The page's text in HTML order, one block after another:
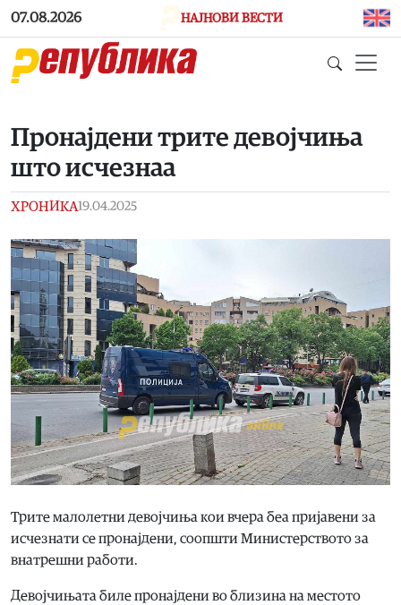
Skip to main content
07.08.2026 НАЈНОВИ ВЕСТИ
Пронајдени трите девојчиња
што исчезнаа
ХРОНИКА19.04.2025
Трите малолетни девојчиња кои вчера беа пријавени за
исчезнати се пронајдени, соопшти Министерството за
внатрешни работи.
Девојчињата биле пронајдени во близина на местото